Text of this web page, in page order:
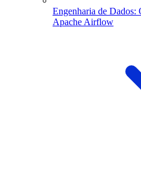
Engenharia de Dados:
Apache Airflow